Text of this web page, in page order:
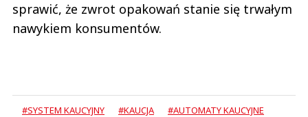
sprawić, że zwrot opakowań stanie się trwałym
nawykiem konsumentów.
#SYSTEM KAUCYJNY #KAUCJA
#AUTOMATY KAUCYJNE